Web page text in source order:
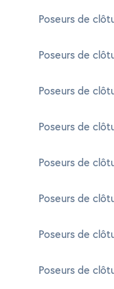
Poseurs de
Poseurs de
Poseurs de
Poseurs de
Poseurs de
Poseurs de
Poseurs de
Poseurs de